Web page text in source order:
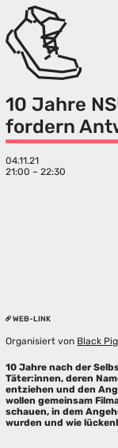
10 Jahre
fordern
04.11.21
21:00 – 22:30
WEB-LINK
Organisiert von Black
10 Jahre nach der
Täter:innen, deren
entziehen und den
wollen gemeinsam
schauen, in dem
wurden und wie